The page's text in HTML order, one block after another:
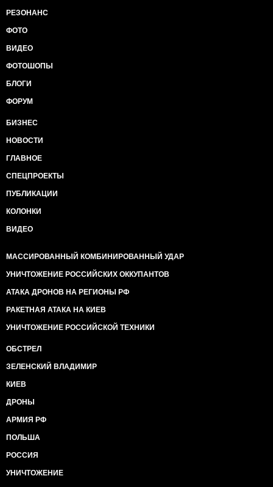
РЕЗОНАНС
ФОТО
ВИДЕО
ФОТОШОПЫ
БЛОГИ
ФОРУМ
БИЗНЕС
НОВОСТИ
ГЛАВНОЕ
СПЕЦПРОЕКТЫ
ПУБЛИКАЦИИ
КОЛОНКИ
ВИДЕО
МАССИРОВАННЫЙ КОМБИНИРОВАННЫЙ УДАР
УНИЧТОЖЕНИЕ РОССИЙСКИХ ОККУПАНТОВ
АТАКА ДРОНОВ НА РЕГИОНЫ РФ
РАКЕТНАЯ АТАКА НА КИЕВ
УНИЧТОЖЕНИЕ РОССИЙСКОЙ ТЕХНИКИ
ОБСТРЕЛ
ЗЕЛЕНСКИЙ ВЛАДИМИР
КИЕВ
ДРОНЫ
АРМИЯ РФ
ПОЛЬША
РОССИЯ
УНИЧТОЖЕНИЕ